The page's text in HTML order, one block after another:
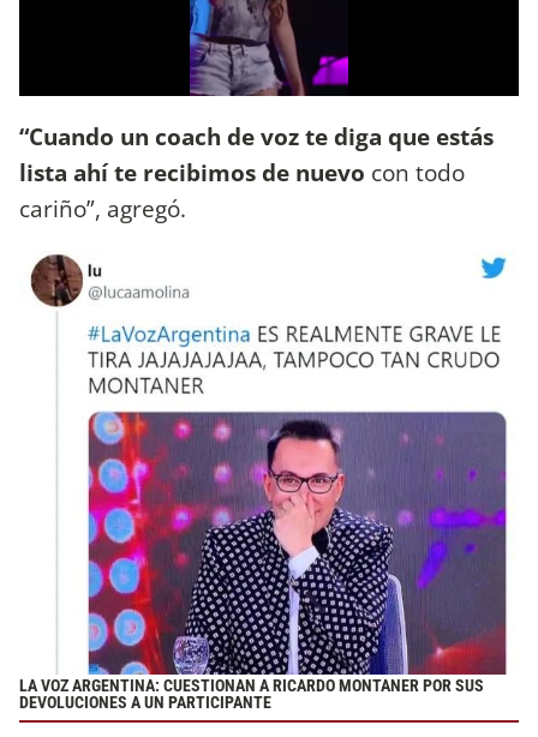
“Cuando un coach de voz te diga que estás
lista ahí te recibimos de nuevo con todo
cariño”, agregó.
LA VOZ ARGENTINA: CUESTIONAN A RICARDO MONTANER POR SUS
DEVOLUCIONES A UN PARTICIPANTE